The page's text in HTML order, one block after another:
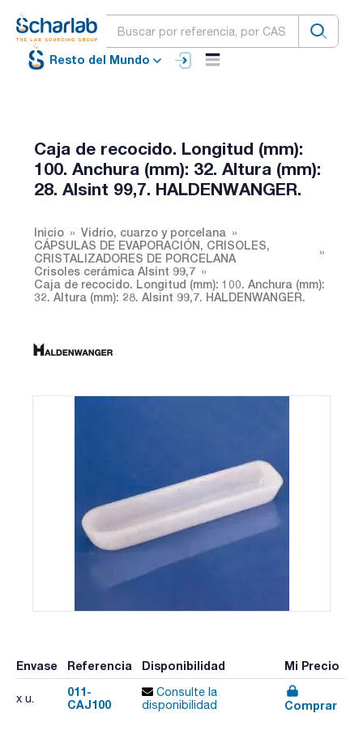
Resto del Mundo
Caja de recocido. Longitud (mm):
100. Anchura (mm): 32. Altura (mm):
28. Alsint 99,7. HALDENWANGER.
Inicio
Vidrio, cuarzo y porcelana
CÁPSULAS DE EVAPORACIÓN, CRISOLES,
CRISTALIZADORES DE PORCELANA
Crisoles cerámica Alsint 99,7
Caja de recocido. Longitud (mm): 100. Anchura (mm):
32. Altura (mm): 28. Alsint 99,7. HALDENWANGER.
Envase Referencia Disponibilidad Mi Precio
x u.
011-
CAJ100
Consulte la
disponibilidad
Comprar